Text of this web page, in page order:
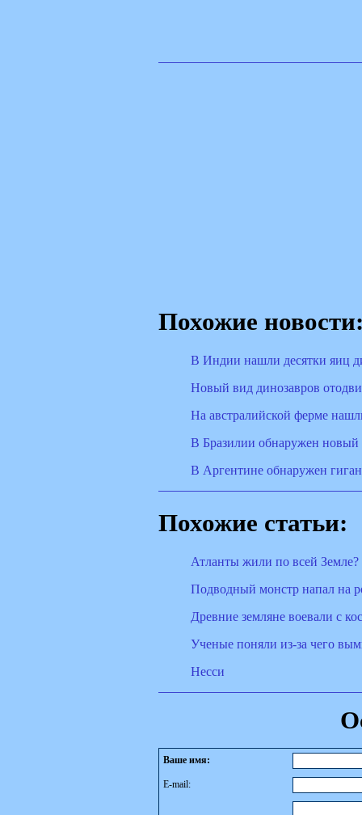
Похожие
В Индии нашли десятки яиц
Новый вид динозавров
На австралийской ферме
В Бразилии обнаружен новый
В Аргентине обнаружен
Похожие статьи:
Атланты жили по всей Земле?
Подводный монстр напал на
Древние земляне воевали с
Ученые поняли из-за чего
Несси
Ваше имя:
E-mail: